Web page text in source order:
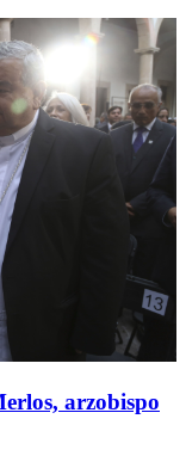
arzobispo